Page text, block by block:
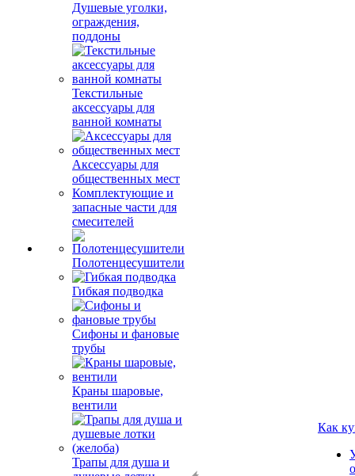
Душевые уголки,
ограждения,
поддоны
Текстильные
аксессуары для
ванной комнаты
Аксессуары для
общественных мест
Комплектующие и
запасные части для
смесителей
Полотенцесушители
Гибкая подводка
Сифоны и фановые
трубы
Краны шаровые,
вентили
Трапы для душа и
Как